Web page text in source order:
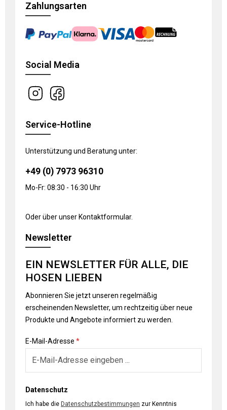
Zahlungsarten
Social Media
Service-Hotline
Unterstützung und Beratung unter:
+49 (0) 7973 96310
Mo-Fr: 08:30 - 16:30 Uhr
Oder über unser Kontaktformular.
Newsletter
EIN NEWSLETTER FÜR ALLE, DIE
HOSEN LIEBEN
Abonnieren Sie jetzt unseren regelmäßig
erscheinenden Newsletter, um rechtzeitig über neue
Produkte und Angebote informiert zu werden.
E-Mail-Adresse *
Datenschutz
Ich habe die Datenschutzbestimmungen